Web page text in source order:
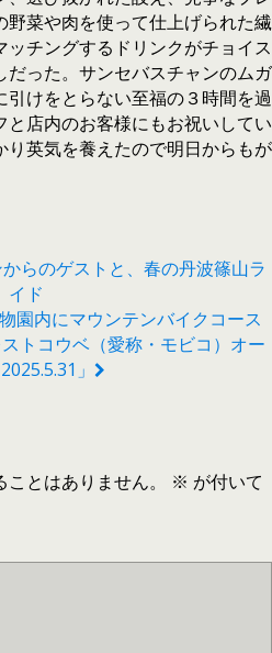
菜や肉を使って仕上げられた繊
チングするドリンクがチョイス
だった。サンセバスチャンのムガ
引けをとらない至福の３時間を過
と店内のお客様にもお祝いしてい
英気を養えたので明日からもが
らのゲストと、春の丹波篠山ラ
イド
園内にマウンテンバイクコース
トコウベ（愛称・モビコ）オー
」
とはありません。 ※ が付いて